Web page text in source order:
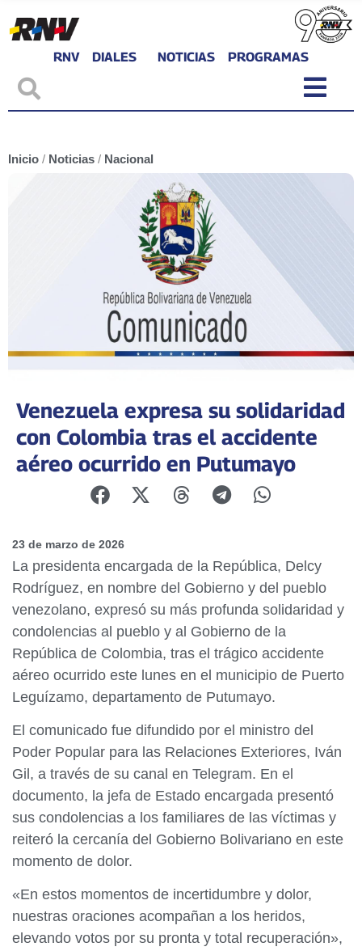
RNV DIALES NOTICIAS PROGRAMAS
Inicio / Noticias / Nacional
Venezuela expresa su solidaridad
con Colombia tras el accidente
aéreo ocurrido en Putumayo
23 de marzo de 2026
La presidenta encargada de la República, Delcy
Rodríguez, en nombre del Gobierno y del pueblo
venezolano, expresó su más profunda solidaridad y
condolencias al pueblo y al Gobierno de la
República de Colombia, tras el trágico accidente
aéreo ocurrido este lunes en el municipio de Puerto
Leguízamo, departamento de Putumayo.
El comunicado fue difundido por el ministro del
Poder Popular para las Relaciones Exteriores, Iván
Gil, a través de su canal en Telegram. En el
documento, la jefa de Estado encargada presentó
sus condolencias a los familiares de las víctimas y
reiteró la cercanía del Gobierno Bolivariano en este
momento de dolor.
«En estos momentos de incertidumbre y dolor,
nuestras oraciones acompañan a los heridos,
elevando votos por su pronta y total recuperación»,